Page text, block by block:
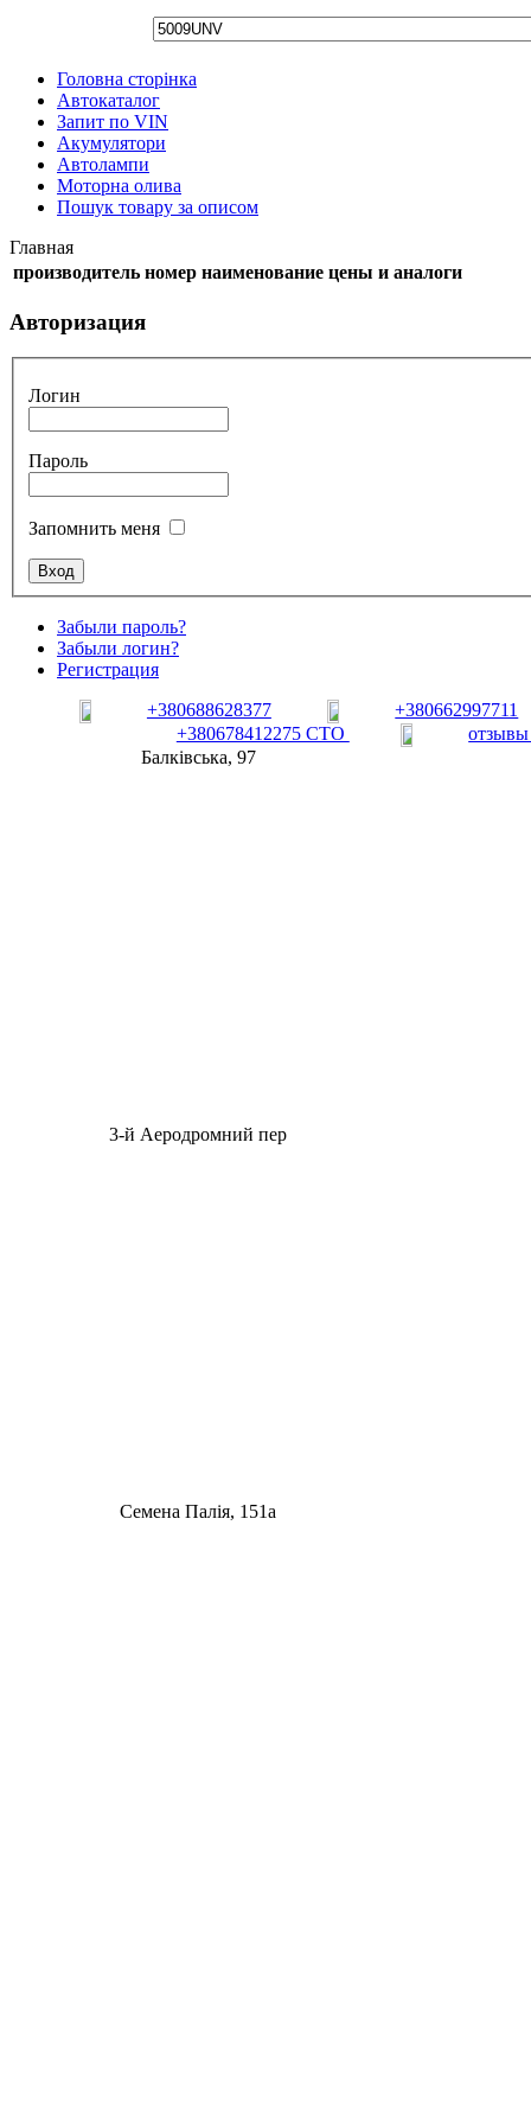
Головна сторінка
Автокаталог
Запит по VIN
Акумулятори
Автолампи
Моторна олива
Пошук товару за описом
Главная
производитель номер наименование цены и аналоги
Авторизация
Логин
Пароль
Запомнить меня
Забыли пароль?
Забыли логин?
Регистрация
+380688628377
+380662997711
+380678412275 СТО
Балківська, 97
3-й Аеродромний пер
Семена Палія, 151а